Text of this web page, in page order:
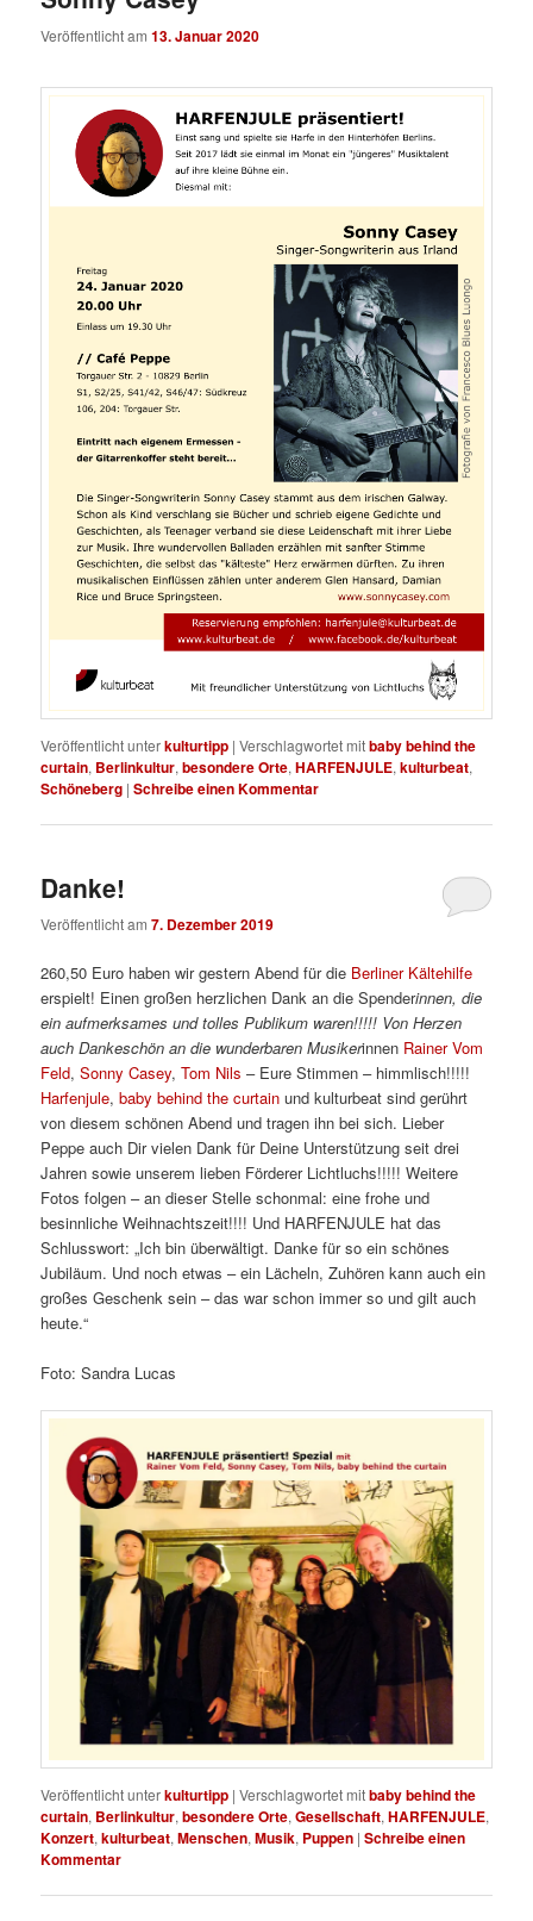
Veröffentlicht am13. Januar 2020
Veröffentlicht unterkulturtipp |Verschlagwortet mitbaby behind the
curtain, Berlinkultur,besondere Orte,HARFENJULE,kulturbeat,
Schöneberg |Schreibe einen Kommentar
Danke!
Veröffentlicht am7. Dezember 2019
260,50 Euro haben wir gestern Abend für die Berliner Kältehilfe
erspielt! Einen großen herzlichen Dank an die Spenderinnen, die
ein aufmerksames und tolles Publikum waren!!!!! Von Herzen
auch Dankeschön an die wunderbaren Musikerinnen Rainer Vom
Feld,Sonny Casey,Tom Nils – Eure Stimmen – himmlisch!!!!!
Harfenjule,baby behind the curtain und kulturbeat sind gerührt
von diesem schönen Abend und tragen ihn bei sich. Lieber
Peppe auch Dir vielen Dank für Deine Unterstützung seit drei
Jahren sowie unserem lieben Förderer Lichtluchs!!!!! Weitere
Fotos folgen – an dieser Stelle schonmal: eine frohe und
besinnliche Weihnachtszeit!!!! Und HARFENJULE hat das
Schlusswort: „Ich bin überwältigt. Danke für so ein schönes
Jubiläum. Und noch etwas – ein Lächeln, Zuhören kann auch ein
großes Geschenk sein – das war schon immer so und gilt auch
heute.“
Foto: Sandra Lucas
Veröffentlicht unterkulturtipp |Verschlagwortet mitbaby behind the
curtain, Berlinkultur,besondere Orte,Gesellschaft,HARFENJULE,
Konzert,kulturbeat,Menschen,Musik, Puppen |Schreibe einen
Kommentar